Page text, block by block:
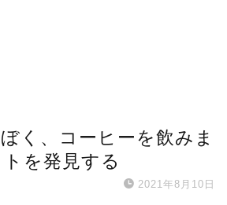
ぼく、コーヒーを飲みま
を発見する
2021年8月10日